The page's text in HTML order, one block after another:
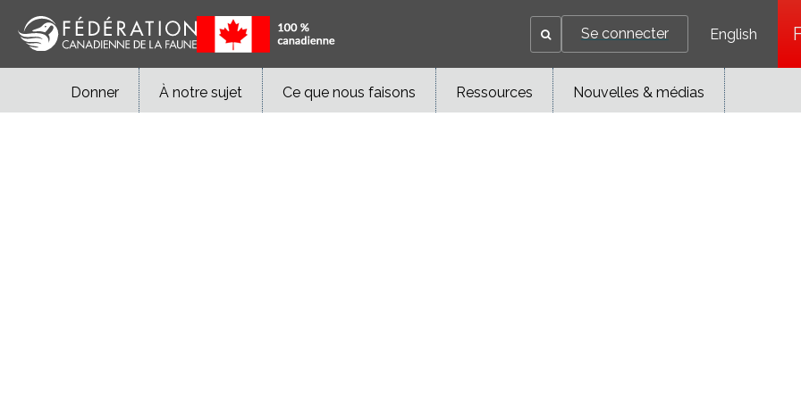
Se connecter English
Donner À notre sujet Ce que nous faisons Ressources Nouvelles & médias